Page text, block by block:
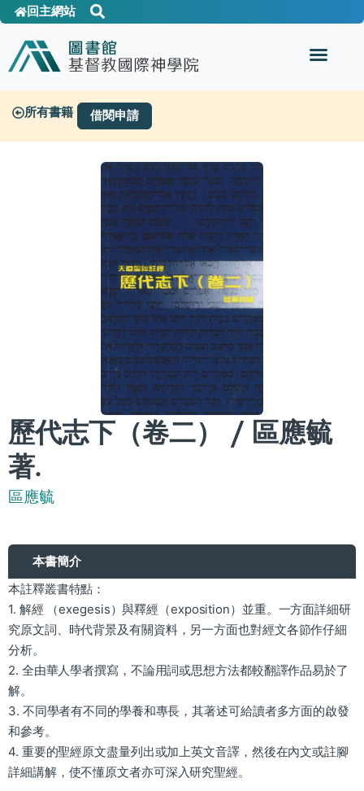
回主網站
所有書籍 借閱申請
歷代志下（卷二） / 區應毓
著.
區應毓
本書簡介
本註釋叢書特點：
1. 解經 （exegesis）與釋經（exposition）並重。一方面詳細研
究原文詞、時代背景及有關資料，另一方面也對經文各節作仔細
分析。
2. 全由華人學者撰寫，不論用詞或思想方法都較翻譯作品易於了
解。
3. 不同學者有不同的學養和專長，其著述可給讀者多方面的啟發
和參考。
4. 重要的聖經原文盡量列出或加上英文音譯，然後在內文或註腳
詳細講解，使不懂原文者亦可深入研究聖經。